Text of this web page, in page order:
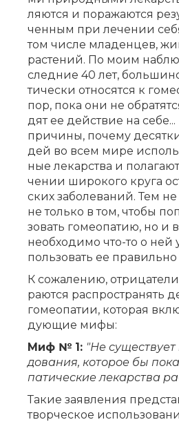
ля­ют­ся и по­ра­жа­ют­ся
чен­ным при ле­че­нии
том чис­ле мла­ден­цев,
рас­те­ний. По мо­им
след­ние 40 лет,
ти­че­ски от­но­сят­ся к
пор, по­ка они не
дят ее дей­ствие на
при­чи­ны, по­че­му
дей во всем ми­ре
ные ле­кар­ства и
че­нии ши­ро­ко­го кру­га
ских за­бо­ле­ва­ний. Тем
не толь­ко в том, что­бы
зо­вать го­мео­па­тию, но и
не­об­хо­ди­мо что-то о ней
поль­зо­вать ее
К со­жа­ле­нию,
ра­ют­ся рас­про­стра­нять
го­мео­па­тии, ко­то­рая
ду­ю­щие ми­фы:
Миф № 1: "Не
до­ва­ния, ко­то­рое бы
па­ти­че­ские ле­кар­ства
Та­кие за­яв­ле­ния
твор­че­ское